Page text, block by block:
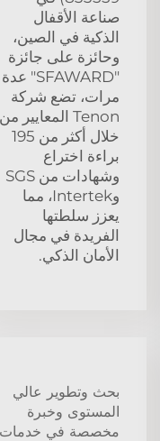
صناعة الأقفال
الذكية في الصين،
وحائزة على جائزة
"SFAWARD" عدة
مرات، تضع شركة
Tenon المعايير من
خلال أكثر من 195
براءة اختراع
وشهادات من SGS
وIntertek، مما
يعزز سلطتها
الفريدة في مجال
الأمان الذكي.
بحث وتطوير عالي
المستوى وخبرة
مخصصة في خدمات